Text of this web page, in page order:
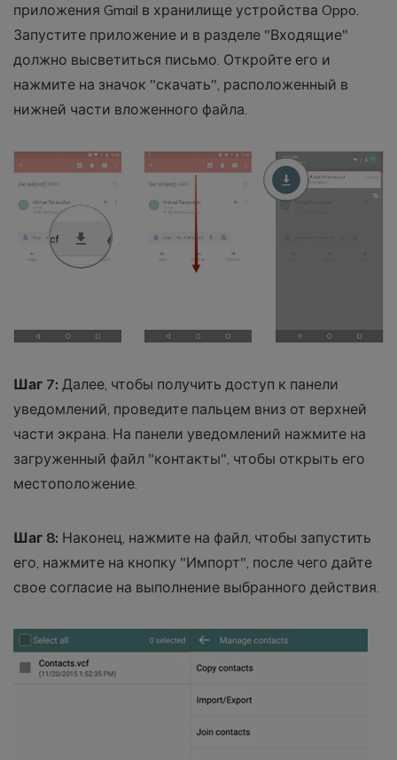
приложения Gmail в хранилище устройства Oppo.
Запустите приложение и в разделе "Входящие"
должно высветиться письмо. Откройте его и
нажмите на значок "скачать", расположенный в
нижней части вложенного файла.
Шаг 7: Далее, чтобы получить доступ к панели
уведомлений, проведите пальцем вниз от верхней
части экрана. На панели уведомлений нажмите на
загруженный файл "контакты", чтобы открыть его
местоположение.
Шаг 8: Наконец, нажмите на файл, чтобы запустить
его, нажмите на кнопку "Импорт", после чего дайте
свое согласие на выполнение выбранного действия.